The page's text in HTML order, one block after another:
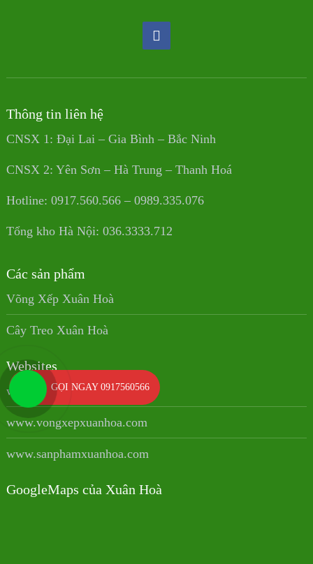
Thông tin liên hệ
CNSX 1: Đại Lai – Gia Bình – Bắc Ninh
CNSX 2: Yên Sơn – Hà Trung – Thanh Hoá
Hotline: 0917.560.566 – 0989.335.076
Tổng kho Hà Nội: 036.3333.712
Các sản phẩm
Võng Xếp Xuân Hoà
Cây Treo Xuân Hoà
Websites
www.xuanhoa.co
www.vongxepxuanhoa.com
www.sanphamxuanhoa.com
GoogleMaps của Xuân Hoà
GỌI NGAY 0917560566